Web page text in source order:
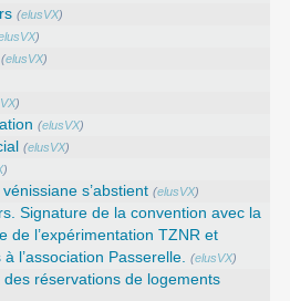
(elusVX)
)
(elusVX)
)
(elusVX)
(elusVX)
)
s’abstient (elusVX)
Signature de la convention avec la
de l’expérimentation TZNR et
l’association Passerelle. (elusVX)
réservations de logements